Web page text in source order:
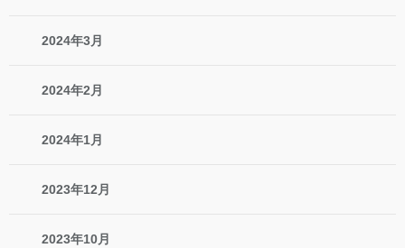
2024年3月
2024年2月
2024年1月
2023年12月
2023年10月